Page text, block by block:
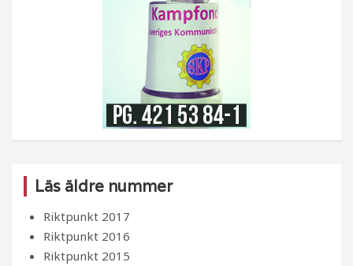
Läs äldre nummer
Riktpunkt 2017
Riktpunkt 2016
Riktpunkt 2015